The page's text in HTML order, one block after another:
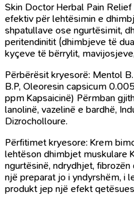
Skin Doctor Herbal Pain
efektiv për lehtësimin e
shpatullave ose ngurtësimit,
peritendinitit (dhimbjeve të
kyçeve të bërrylit,
Përbërësit kryesorë: Mentol
B.P, Oleoresin capsicum
ppm Kapsaicinë) Përmban
lanolinë, vazelinë e bardhë,
Dizrocholloure.
Përfitimet kryesore: Krem
lehtëson dhimbjet muskulare
ngurtësinë, ndrydhjet,
një preparat jo i yndyrshëm, i
produkt jep një efekt